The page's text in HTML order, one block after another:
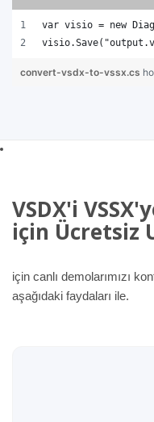
var visio = new
convert-vsdx-to-vssx.cs
VSDX'i
için Ücretsiz
için canlı demolarımızı
aşağıdaki faydaları ile.